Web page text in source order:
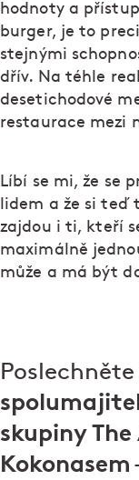
hodnoty a
burger, je to
stejnými
dřív. Na téhle
desetichodové
restaurace mezi
Líbí se mi, že se
lidem a že si teď
zajdou i ti, kteří
maximálně
může a má být
Poslechněte
skupiny
Kokonasem